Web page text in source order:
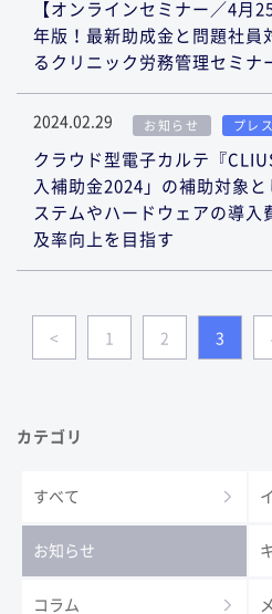
【オンラインセミナー／4月
年版！最新助成金と問題社員
るクリニック労務管理セミナ
2024.02.29 お知らせ プレ
クラウド型電子カルテ『
入補助金2024」の補助対象
ステムやハードウェアの導入
及率向上を目指す
< 1 2 3
カテゴリ
すべて
お知らせ
コラム